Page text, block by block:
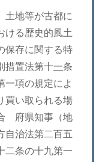
地等が古都に
ける歴史的風土
保存に関する特
措置法第十一条
一項の規定によ
買い取られる場
府県知事（地
自治法第二百五
二条の十九第一